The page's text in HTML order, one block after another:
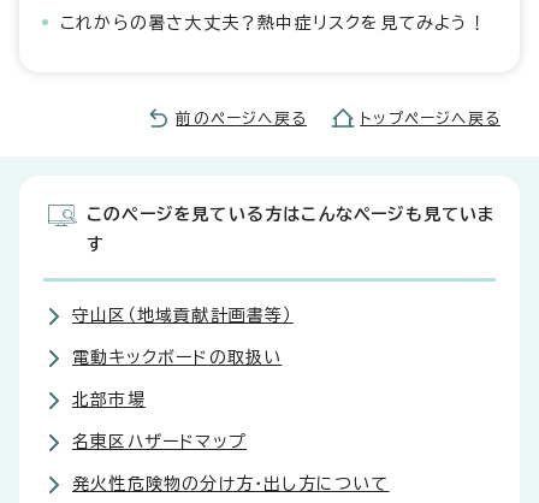
これからの暑さ大丈夫？熱中症リスクを見てみよう！
前のページへ戻る トップページへ戻る
このページを見ている方はこんなページも見ていま
す
守山区（地域貢献計画書等）
電動キックボードの取扱い
北部市場
名東区ハザードマップ
発火性危険物の分け方・出し方について